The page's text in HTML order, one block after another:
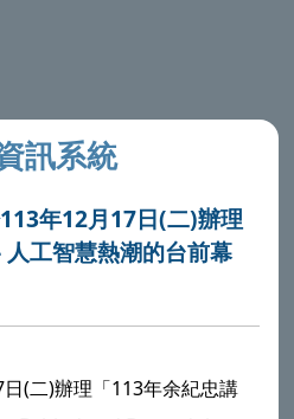
訊系統
年12月17日(二)辦理
人工智慧熱潮的台前幕
(二)辦理「113年余紀忠講